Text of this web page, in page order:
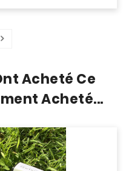
Acheté Ce
Acheté...